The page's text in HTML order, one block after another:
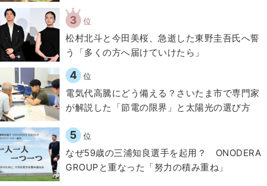
3 位
松村北斗と今田美桜、急逝した東野圭吾氏へ誓
う「多くの方へ届けていけたら」
4 位
電気代高騰にどう備える？さいたま市で専門家
が解説した「節電の限界」と太陽光の選び方
5 位
なぜ59歳の三浦知良選手を起用？ ONODERA
GROUPと重なった「努力の積み重ね」